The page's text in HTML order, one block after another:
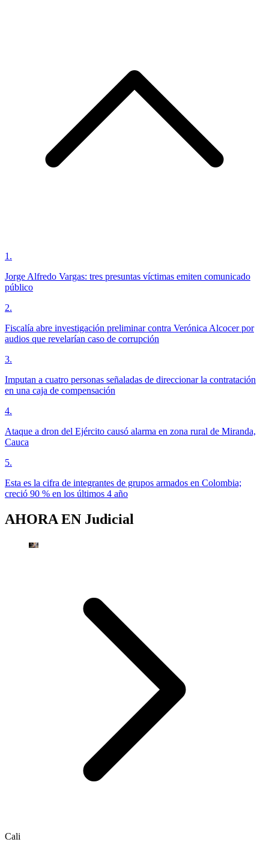
1 .
Jorge Alfredo Vargas: tres presuntas víctimas emiten comunicado
público
2.
Fiscalía abre investigación preliminar contra Verónica Alcocer por
audios que revelarían caso de corrupción
3.
Imputan a cuatro personas señaladas de direccionar la contratación
en una caja de compensación
4.
Ataque a dron del Ejército causó alarma en zona rural de Miranda,
Cauca
5.
Esta es la cifra de integrantes de grupos armados en Colombia;
creció 90 % en los últimos 4 año
AHORA EN Judicial
Cali